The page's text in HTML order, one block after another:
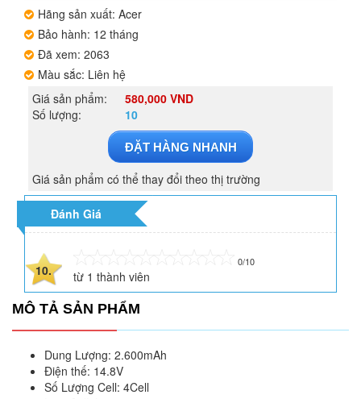
Hãng sản xuất: Acer
Bảo hành: 12 tháng
Đã xem: 2063
Màu sắc: Liên hệ
Giá sản phẩm:
580,000 VND
Số lượng:
10
ĐẶT HÀNG NHANH
Giá sản phẩm có thể thay đổi theo thị trường
Đánh Giá
10.
0/10
từ 1 thành viên
MÔ TẢ SẢN PHẨM
Dung Lượng: 2.600mAh
Điện thế: 14.8V
Số Lượng Cell: 4Cell